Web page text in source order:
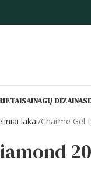
NAGŲ DIZAINAS
lakai Charme Gel